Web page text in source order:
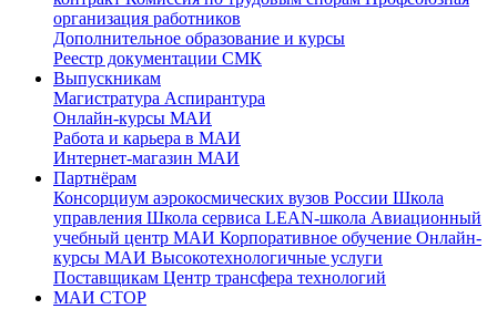
организация работников
Дополнительное образование и курсы
Реестр документации СМК
Выпускникам
Магистратура Аспирантура
Онлайн-курсы МАИ
Работа и карьера в МАИ
Интернет-магазин МАИ
Партнёрам
Консорциум аэрокосмических вузов России Школа
управления Школа сервиса LEAN-школа Авиационный
учебный центр МАИ Корпоративное обучение Онлайн-
курсы МАИ Высокотехнологичные услуги
Поставщикам Центр трансфера технологий
МАИ СТОР